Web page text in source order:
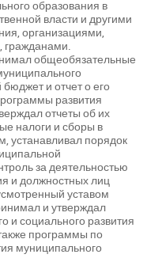
образования в
власти и другими
организациями,
общеобязательные
и отчет о его
развития
отчеты об их
налоги и сборы в
устанавливал порядок
за деятельностью
и должностных лиц
уставом
и утверждал
и социального развития
программы по
муниципального